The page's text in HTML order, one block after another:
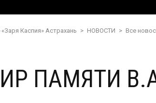
Каспия» Астрахань > НОВОСТИ > Все
ПАМЯТИ